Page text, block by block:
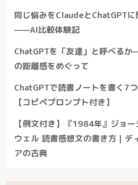
同じ悩みをClaudeとChatGPTに
——AI比較体験記
ChatGPTを「友達」と呼べる
の距離感をめぐって
ChatGPTで読書ノートを書く7
【コピペプロンプト付き】
【例文付き】『1984年』ジョー
ウェル 読書感想文の書き方｜デ
アの古典